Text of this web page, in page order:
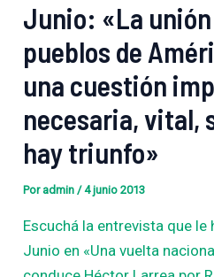
Junio: «La unión
pueblos de
una cuestión
necesaria, vital,
hay triunfo»
Por admin/4 junio 2013
Escuchá la entrevista que le
Junio en «Una vuelta